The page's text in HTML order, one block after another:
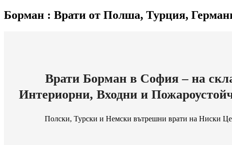
Борман : Врати от Полша, Турция,
Врати Борман в София – на
Интериорни, Входни и
Полски, Турски и Немски вътрешни врати на Ниски